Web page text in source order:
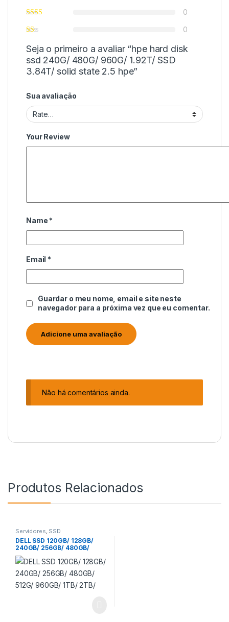
0
0
Seja o primeiro a avaliar “hpe hard disk
ssd 240G/ 480G/ 960G/ 1.92T/ SSD
3.84T/ solid state 2.5 hpe”
Sua avaliação
Your Review
Name *
Email *
Guardar o meu nome, email e site neste
navegador para a próxima vez que eu comentar.
Não há comentários ainda.
Produtos Relacionados
Servidores SSD
DELL SSD 120GB/ 128GB/
240GB/ 256GB/ 480GB/
512G/ 960GB/ 1TB/ 2TB/